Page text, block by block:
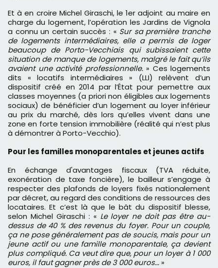
Et à en croire Michel Giraschi, le 1er adjoint au maire en
charge du logement, l’opération les Jardins de Vignola
a connu un certain succès : « Sur sa première tranche
de logements intermédiaires, elle a permis de loger
beaucoup de Porto-Vecchiais qui subissaient cette
situation de manque de logements, malgré le fait qu’ils
avaient une activité professionnelle. » Ces logements
dits « locatifs intermédiaires » (LLI) relèvent d’un
dispositif créé en 2014 par l’État pour pemettre aux
classes moyennes (a priori non éligibles aux logements
sociaux) de bénéficier d’un logement au loyer inférieur
au prix du marché, dès lors qu’elles vivent dans une
zone en forte tension immobilière (réalité qui n’est plus
à démontrer à Porto-Vecchio).
Pour les familles monoparentales et jeunes actifs
En échange d'avantages fiscaux (TVA réduite,
exonération de taxe foncière), le bailleur s’engage à
respecter des plafonds de loyers fixés nationalement
par décret, au regard des conditions de ressources des
locataires. Et c’est là que le bât du dispositif blesse,
selon Michel Giraschi : « Le loyer ne doit pas être au-
dessus de 40 % des revenus du foyer. Pour un couple,
ça ne pose généralement pas de soucis, mais pour un
jeune actif ou une famille monoparentale, ça devient
plus compliqué. Ca veut dire que, pour un loyer à 1 000
euros, il faut gagner près de 3 000 euros... »